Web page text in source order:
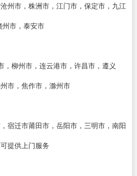
州市，株洲市，江门市，保定市，九江
市，泰安市
，柳州市，连云港市，许昌市，遵义
市，焦作市，滁州市
宿迁市莆田市，岳阳市，三明市，南阳
提供上门服务